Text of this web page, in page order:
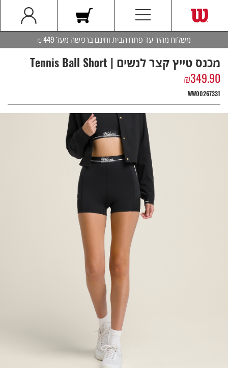
משלוח מהיר עד פתח הבית וחינם ברכישה מעל 449 ₪
מכנס טייץ קצר לנשים | Tennis Ball Short
₪349.90
WW00267331